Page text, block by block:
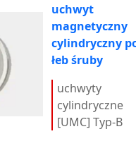
uchwyt
magnetyczny
cylindryczny
łeb śruby
uchwyty
cylindryczne
[UMC] Typ-B